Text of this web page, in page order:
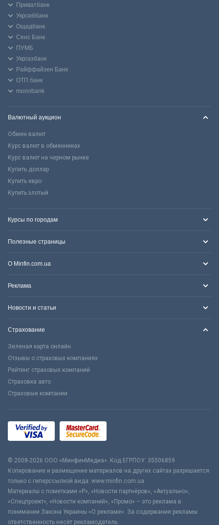
Приватбанк
Укрсиббанк
Ощадбанк
Сенс Банк
ПУМБ
Укргазбанк
Райффайзен Банк
ОТП банк
monobank
Валютный аукцион
Обмен валют
Курс валют в обменниках
Курс валют на черном рынке
Купить доллар
Купить евро
Купить злотый
Курсы по городам
Полезные страницы
О Minfin.com.ua
Реклама
Новости и статьи
Страхование
Зеленая карта онлайн
Отзывы о страховых компаниях
Рейтинг страховых компаний
Страховка авто
Страховые компании
© 2008-2026 ООО «МинфинМедиа». Код ЕГРПОУ: 35506859
Копирование и размещение материалов на других сайтах разрешается
только с гиперссылкой вида: www.minfin.com.ua
Материалы с пометками «Р», «Новости партнёров», «Актуально»,
«Спецпроект», «Новости компаний», «Промо» – это реклама в
понимании Закона Украины «О рекламе». За содержание рекламы
ответственность несёт рекламодатель.